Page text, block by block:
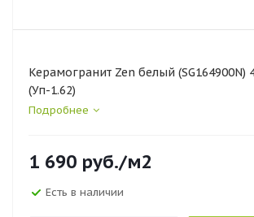
Керамогранит Zen белый (SG164900N)
(Уп-1.62)
Подробнее
1 690 руб./м2
Есть в наличии